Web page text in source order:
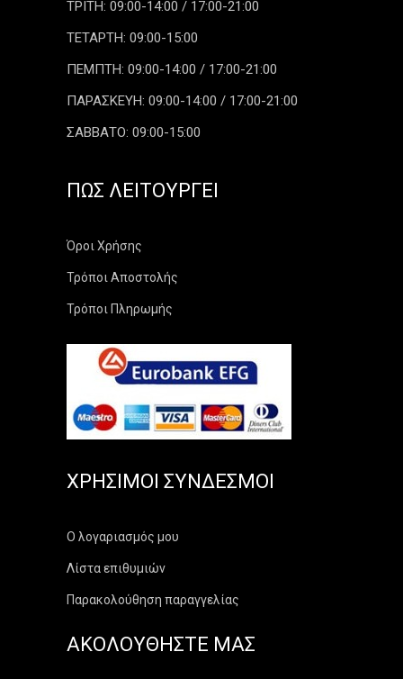
ΤΡΙΤΗ: 09:00-14:00 / 17:00-21:00
ΤΕΤΑΡΤΗ: 09:00-15:00
ΠΕΜΠΤΗ: 09:00-14:00 / 17:00-21:00
ΠΑΡΑΣΚΕΥΗ: 09:00-14:00 / 17:00-21:00
ΣΑΒΒΑΤΟ: 09:00-15:00
ΠΏΣ ΛΕΙΤΟΥΡΓΕΊ
Όροι Χρήσης
Τρόποι Αποστολής
Τρόποι Πληρωμής
ΧΡΉΣΙΜΟΙ ΣΎΝΔΕΣΜΟΙ
Ο λογαριασμός μου
Λίστα επιθυμιών
Παρακολούθηση παραγγελίας
ΑΚΟΛΟΥΘΗΣΤΕ ΜΑΣ